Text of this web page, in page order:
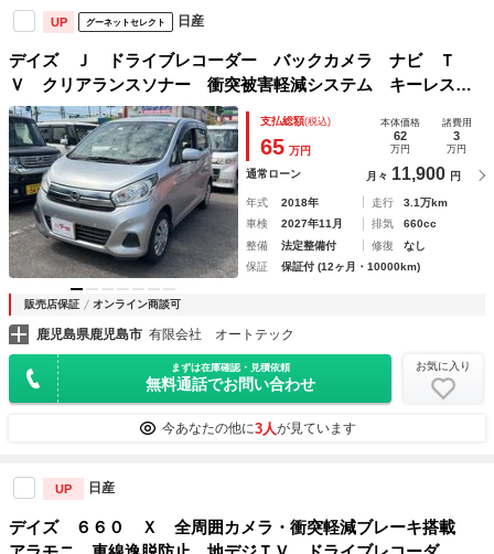
UP グーネットセレクト 日産
デイズ Ｊ ドライブレコーダー バックカメラ ナビ Ｔ
Ｖ クリアランスソナー 衝突被害軽減システム キーレスエ
ントリー 電動格納ミラー ベンチシート ＣＶＴ ＡＢＳ
ＥＳＣ ＣＤ ミュージックプレイヤー接続可
支払総額(税込)
65 万円
本体価格
62
万円
諸費用
3
万円
通常ローン 月々 11,900 円
年式 2018年 走行
3.1万km
車検
2027年11月 排気
660cc
整備
法定整備付 修復
なし
保証
保証付 (12ヶ月・10000km)
販売店保証 オンライン商談可
鹿児島県鹿児島市 有限会社 オートテック
まずは在庫確認・見積依頼
無料通話でお問い合わせ
お気に入り
今あなたの他に3人が見ています
UP 日産
デイズ ６６０ Ｘ 全周囲カメラ・衝突軽減ブレーキ搭載